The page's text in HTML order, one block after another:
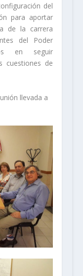
del
para aportar
de la carrera
del Poder
en seguir
cuestiones de
llevada a